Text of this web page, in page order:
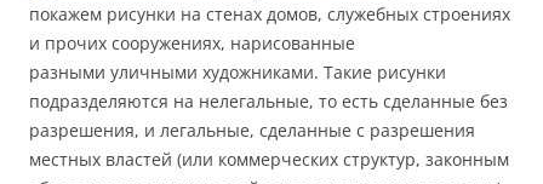
покажем рисунки на стенах домов, служебных строениях
и прочих сооружениях, нарисованные
разными уличными художниками. Такие рисунки
подразделяются на нелегальные, то есть сделанные без
разрешения, и легальные, сделанные с разрешения
местных властей (или коммерческих структур, законным